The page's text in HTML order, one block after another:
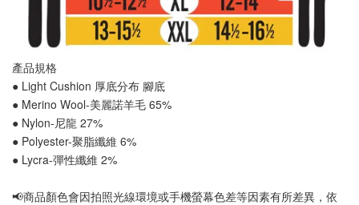
產品規格
● Light Cushion 厚底分布 腳底
● Merino Wool-美麗諾羊毛 65%
● Nylon-尼龍 27%
● Polyester-聚脂纖維 6%
● Lycra-彈性纖維 2%
📢商品顏色會因拍照光線環境或手機螢幕色差等因素有所差異，依